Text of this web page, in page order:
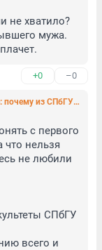
не хватило?
мужа.
+0 –0
«Попрыгунья стрекоза» и неугодная студентка: почему из СПбГУ отчисляют политическую активистку
с первого
что нельзя
не любили
СПбГУ
всего и